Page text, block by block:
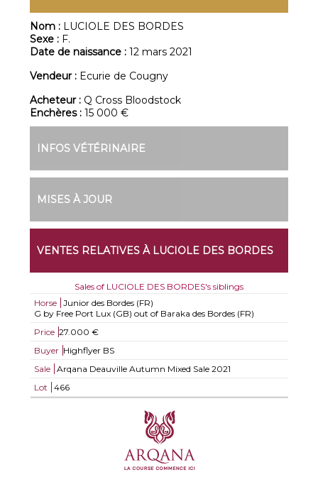
Nom : LUCIOLE DES BORDES
Sexe : F.
Date de naissance :12 mars 2021
Vendeur : Ecurie de Cougny
Acheteur : Q Cross Bloodstock
Enchères :15 000 €
INFOS VÉTÉRINAIRE
MISES À JOUR
VENTES RELATIVES À LUCIOLE DES BORDES
Sales of LUCIOLE DES BORDES's siblings
Horse
Junior des Bordes (FR)
G by Free Port Lux (GB) out of Baraka des Bordes (FR)
Price 27.000 €
Buyer Highflyer BS
Sale
Arqana Deauville Autumn Mixed Sale 2021
Lot
466